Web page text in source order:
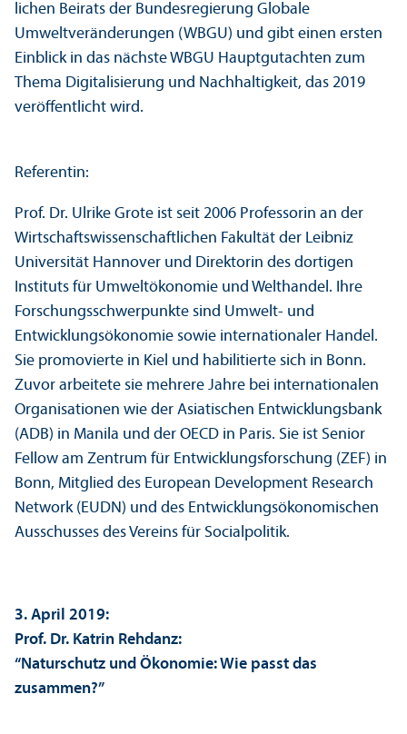
lichen Beirats der Bundes­regierung Globale
Umweltveränderungen (WBGU) und gibt einen ersten
Einblick in das nächste WBGU Hauptgutachten zum
Thema Digitalisierung und Nachhaltigkeit, das 2019
veröffentlicht wird.
Referentin:
Prof. Dr. Ulrike Grote ist seit 2006 Professorin an der
Wirtschafts­wissenschaft­lichen Fakultät der Leibniz
Universität Hannover und Direktorin des dortigen
Instituts für Umweltökonomie und Welthandel. Ihre
Forschungs­schwerpunkte sind Umwelt- und
Entwicklungs­ökonomie sowie internationaler Handel.
Sie promovierte in Kiel und habilitierte sich in Bonn.
Zuvor arbeitete sie mehrere Jahre bei internationalen
Organisationen wie der Asiatischen Entwicklungs­bank
(ADB) in Manila und der OECD in Paris. Sie ist Senior
Fellow am Zentrum für Entwicklungs­forschung (ZEF) in
Bonn, Mitglied des European Development Research
Network (EUDN) und des Entwicklungs­ökonomischen
Ausschusses des Vereins für Socialpolitik.
3. April 2019:
Prof. Dr. Katrin Rehdanz:
“Naturschutz und Ökonomie: Wie passt das
zusammen?”